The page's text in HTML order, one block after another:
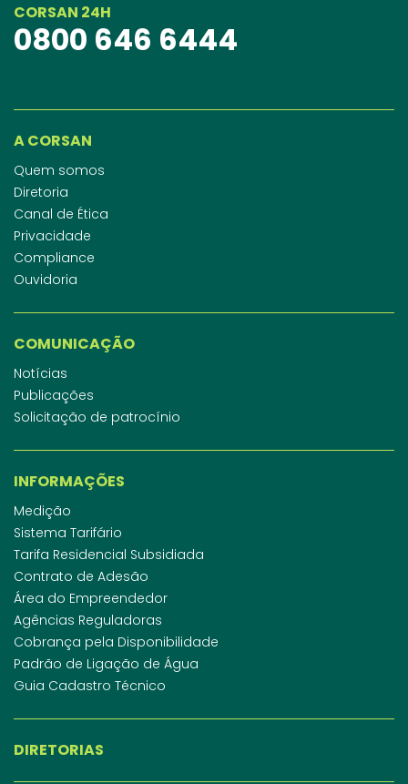
CORSAN 24H
0800 646 6444
A CORSAN
Quem somos
Diretoria
Canal de Ética
Privacidade
Compliance
Ouvidoria
COMUNICAÇÃO
Notícias
Publicações
Solicitação de patrocínio
INFORMAÇÕES
Medição
Sistema Tarifário
Tarifa Residencial Subsidiada
Contrato de Adesão
Área do Empreendedor
Agências Reguladoras
Cobrança pela Disponibilidade
Padrão de Ligação de Água
Guia Cadastro Técnico
DIRETORIAS